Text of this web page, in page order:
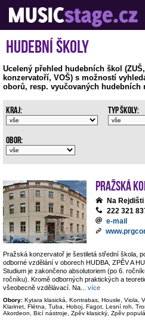
S muzikanty pro muzikanty
Hudební školy
Ucelený přehled hudebních škol
konzervatoří, VOŠ) s možností
oborů, resp. vyučovaných hudebních
Kraj: Typ školy:
Obor:
Pražská
Na
222 321
e-mail
Pražská konzervatoř je šestiletá střední škola,
odborné vzdělání v oborech HUDBA, ZPĚV A
Studium je zakončeno absolutoriem (po 6.
ročníku). Kromě odborných praktických a
všeobecně vzdělávací. Na
více
Obory: Kytara klasická, Kontrabas, Housle, Viola,
Klarinet, Flétna, Tuba, Hoboj, Fagot, Lesní roh,
Akordeon, Bicí nástroje, Zpěv klasický, Zpěv